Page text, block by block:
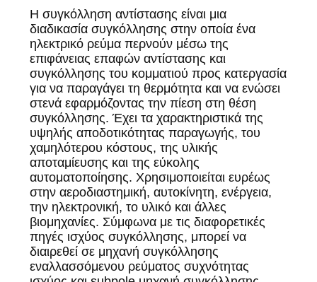
ΖΗΤΉΣΤΕ
ΈΝΑ
ΑΠΌΣΠΑΣΜΑ
ΧΆΡΤΗΣ
ΙΣΤΌΤΟΠΟΥ
ΠΟΛΙΤΙΚΉ
ΜΥΣΤΙΚΌΤΗΤΑΣ
Η συγκόλληση αντίστασης είναι μια
διαδικασία συγκόλλησης στην οποία ένα
ηλεκτρικό ρεύμα περνούν μέσω της
επιφάνειας επαφών αντίστασης και
συγκόλλησης του κομματιού προς κατεργασία
για να παραγάγει τη θερμότητα και να ενώσει
στενά εφαρμόζοντας την πίεση στη θέση
συγκόλλησης. Έχει τα χαρακτηριστικά της
υψηλής αποδοτικότητας παραγωγής, του
χαμηλότερου κόστους, της υλικής
αποταμίευσης και της εύκολης
αυτοματοποίησης. Χρησιμοποιείται ευρέως
στην αεροδιαστημική, αυτοκίνητη, ενέργεια,
την ηλεκτρονική, το υλικό και άλλες
βιομηχανίες. Σύμφωνα με τις διαφορετικές
πηγές ισχύος συγκόλλησης, μπορεί να
διαιρεθεί σε μηχανή συγκόλλησης
εναλλασσόμενου ρεύματος συχνότητας